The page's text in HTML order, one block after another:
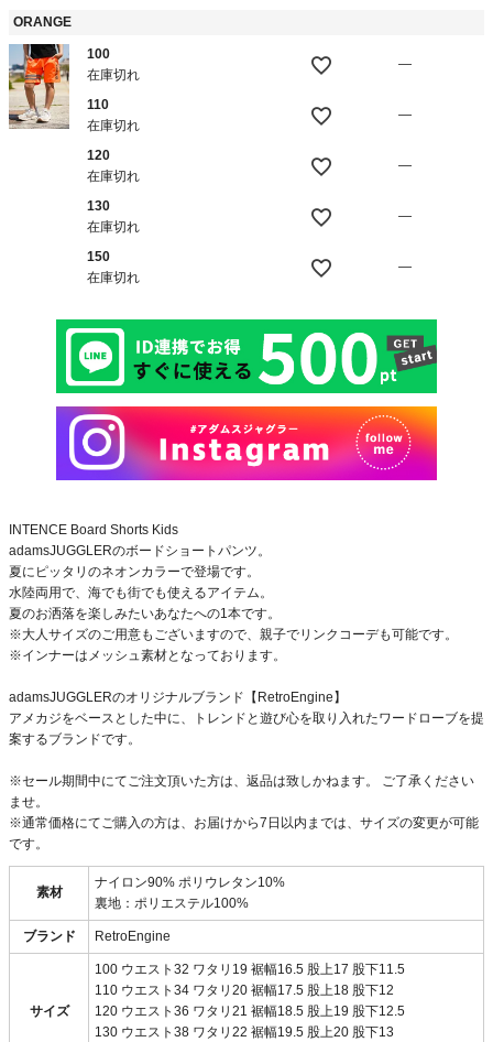
ORANGE
100
在庫切れ
—
110
在庫切れ
—
120
在庫切れ
—
130
在庫切れ
—
150
在庫切れ
—
INTENCE Board Shorts Kids
adamsJUGGLERのボードショートパンツ。
夏にピッタリのネオンカラーで登場です。
水陸両用で、海でも街でも使えるアイテム。
夏のお洒落を楽しみたいあなたへの1本です。
※大人サイズのご用意もございますので、親子でリンクコーデも可能です。
※インナーはメッシュ素材となっております。
adamsJUGGLERのオリジナルブランド【RetroEngine】
アメカジをベースとした中に、トレンドと遊び心を取り入れたワードローブを提
案するブランドです。
※セール期間中にてご注文頂いた方は、返品は致しかねます。 ご了承ください
ませ。
※通常価格にてご購入の方は、お届けから7日以内までは、サイズの変更が可能
です。
素材
ナイロン90% ポリウレタン10%
裏地：ポリエステル100%
ブランド RetroEngine
サイズ
100 ウエスト32 ワタリ19 裾幅16.5 股上17 股下11.5
110 ウエスト34 ワタリ20 裾幅17.5 股上18 股下12
120 ウエスト36 ワタリ21 裾幅18.5 股上19 股下12.5
130 ウエスト38 ワタリ22 裾幅19.5 股上20 股下13